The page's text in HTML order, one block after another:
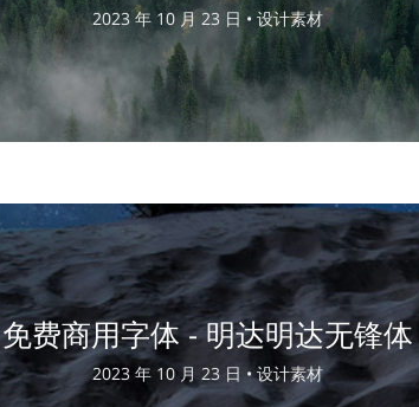
2023 年 10 月 23 日 • 设计素材
免费商用字体 - 明达明达无锋体
2023 年 10 月 23 日 •设计素材